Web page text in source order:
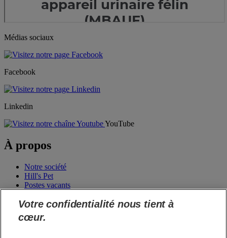
Médias sociaux
Facebook
Linkedin
YouTube
À propos
Notre société
Hill's Pet
Postes vacants
Commander
Votre confidentialité nous tient à
cœur.